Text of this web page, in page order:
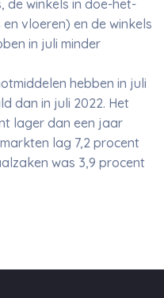
de winkels in doe-het-
vloeren) en de winkels
in juli minder
hebben in juli
dan in juli 2022. Het
lager dan een jaar
lag 7,2 procent
was 3,9 procent